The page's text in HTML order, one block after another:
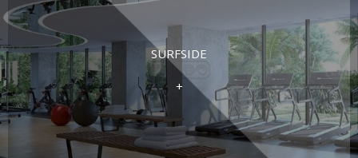
SURFSIDE
+